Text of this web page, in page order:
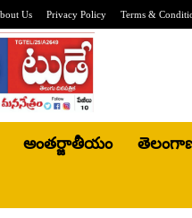
Us Privacy Policy Terms &
అంతర్జాతీయం